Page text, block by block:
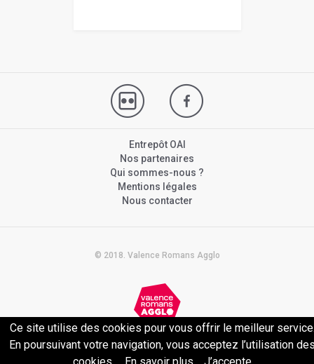
Entrepôt OAI
Nos partenaires
Qui sommes-nous ?
Mentions légales
Nous contacter
© 2018. Valence Romans Agglo
Politique de confidentialité
Ce site utilise des cookies pour vous offrir le meilleur
En poursuivant votre navigation, vous acceptez l’utilisation